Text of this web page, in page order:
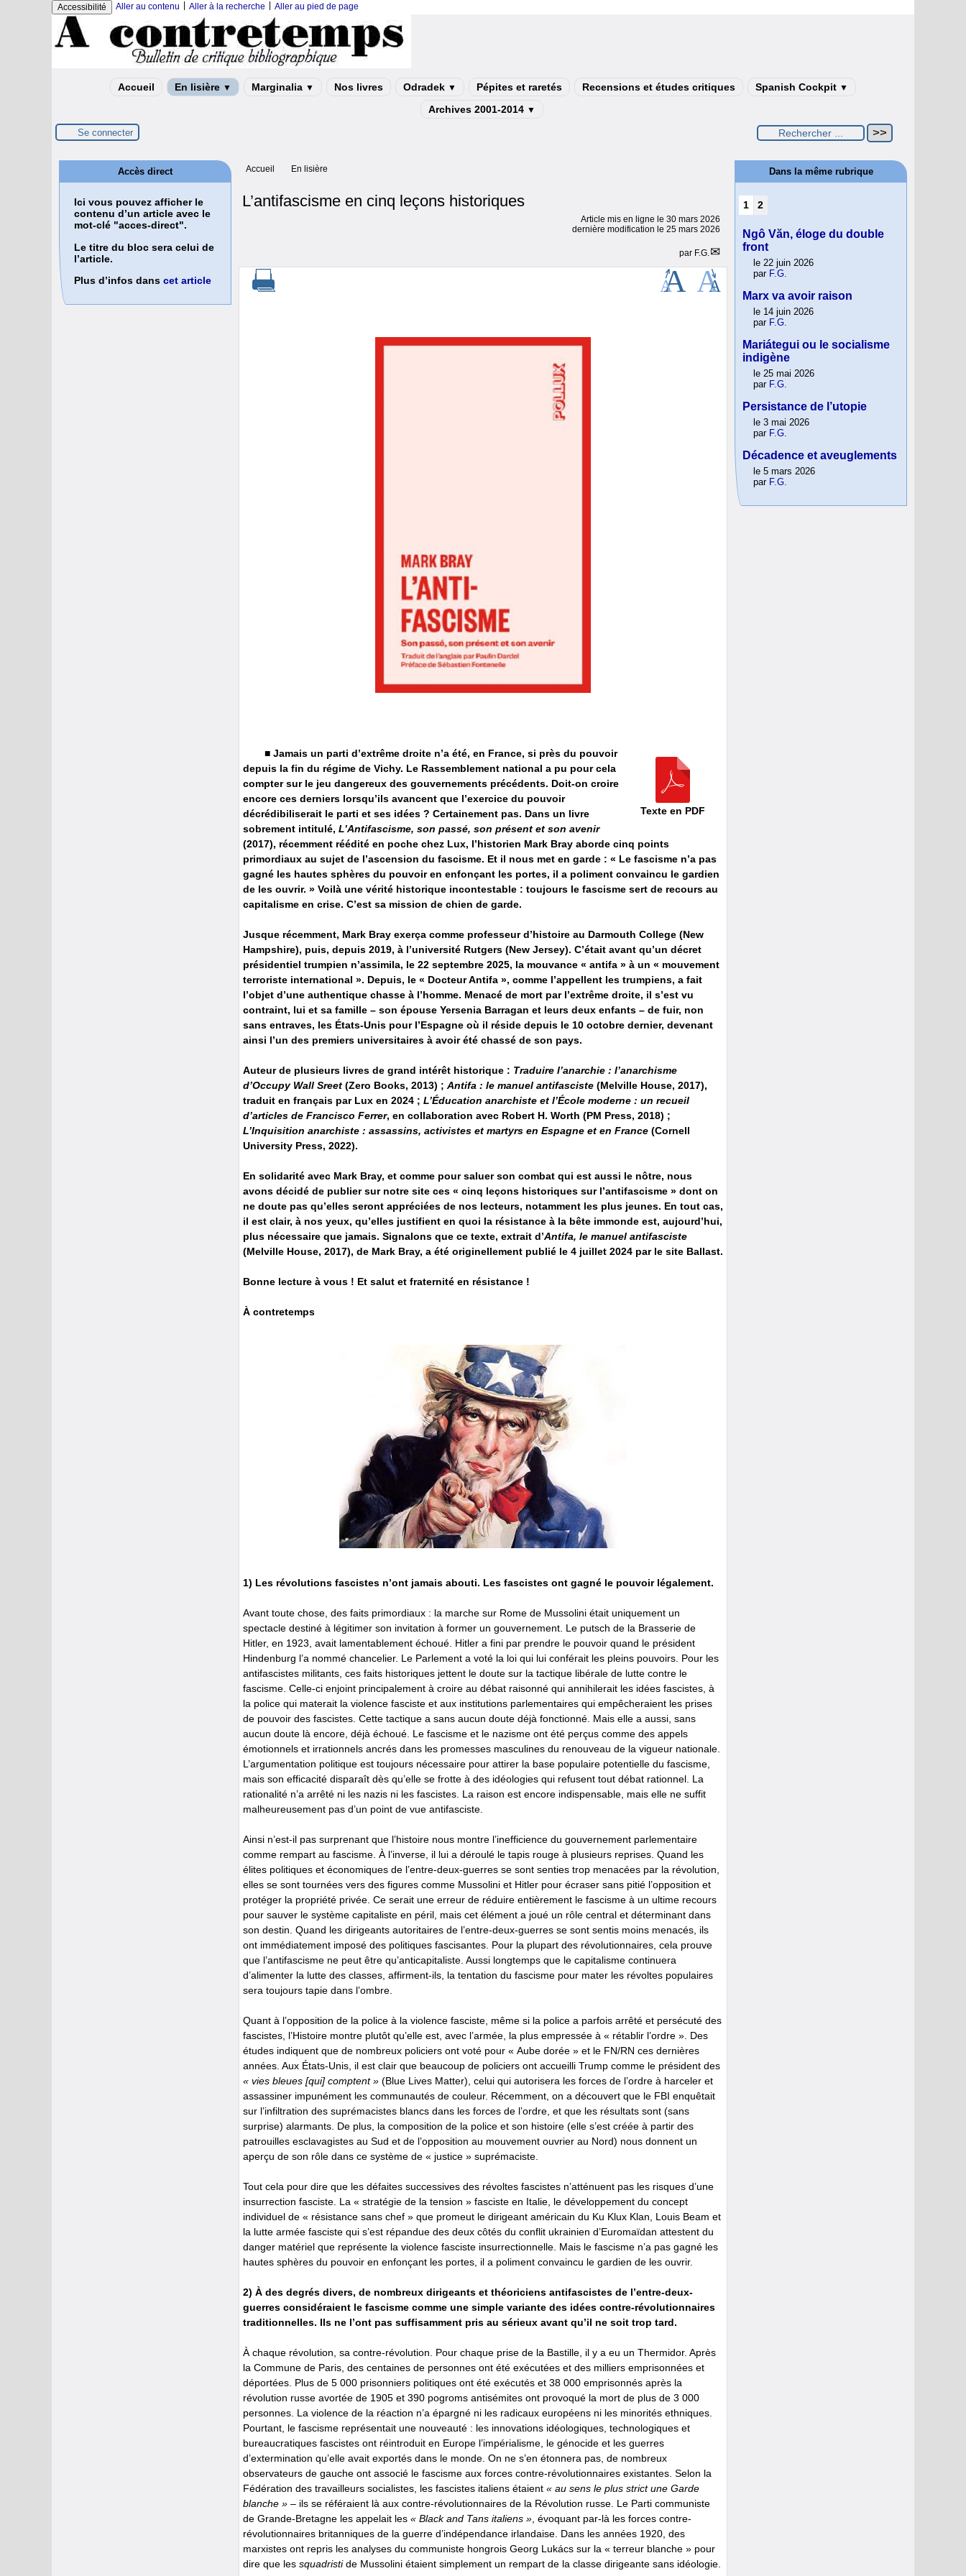
Accessibilité Aller au contenu Aller à la recherche Aller au pied de page
Accueil En lisière ▼ Marginalia ▼ Nos livres Odradek ▼ Pépites et raretés Recensions et études critiques Spanish Cockpit ▼
Archives 2001-2014 ▼
Se connecter
Accueil En lisière
L’antifascisme en cinq leçons historiques
Article mis en ligne le 30 mars 2026
dernière modification le 25 mars 2026
par F.G.
Texte en PDF
■ Jamais un parti d’extrême droite n’a été, en France, si près du pouvoir
depuis la fin du régime de Vichy. Le Rassemblement national a pu pour cela
compter sur le jeu dangereux des gouvernements précédents. Doit-on croire
encore ces derniers lorsqu’ils avancent que l’exercice du pouvoir
décrédibiliserait le parti et ses idées ? Certainement pas. Dans un livre
sobrement intitulé, L’Antifascisme, son passé, son présent et son avenir
(2017), récemment réédité en poche chez Lux, l’historien Mark Bray aborde cinq points
primordiaux au sujet de l’ascension du fascisme. Et il nous met en garde : « Le fascisme n’a pas
gagné les hautes sphères du pouvoir en enfonçant les portes, il a poliment convaincu le gardien
de les ouvrir. » Voilà une vérité historique incontestable : toujours le fascisme sert de recours au
capitalisme en crise. C’est sa mission de chien de garde.
Jusque récemment, Mark Bray exerça comme professeur d’histoire au Darmouth College (New
Hampshire), puis, depuis 2019, à l’université Rutgers (New Jersey). C’était avant qu’un décret
présidentiel trumpien n’assimila, le 22 septembre 2025, la mouvance « antifa » à un « mouvement
terroriste international ». Depuis, le « Docteur Antifa », comme l’appellent les trumpiens, a fait
l’objet d’une authentique chasse à l’homme. Menacé de mort par l’extrême droite, il s’est vu
contraint, lui et sa famille – son épouse Yersenia Barragan et leurs deux enfants – de fuir, non
sans entraves, les États-Unis pour l’Espagne où il réside depuis le 10 octobre dernier, devenant
ainsi l’un des premiers universitaires à avoir été chassé de son pays.
Auteur de plusieurs livres de grand intérêt historique : Traduire l’anarchie : l’anarchisme
d’Occupy Wall Sreet (Zero Books, 2013) ; Antifa : le manuel antifasciste (Melville House, 2017),
traduit en français par Lux en 2024 ; L’Éducation anarchiste et l’École moderne : un recueil
d’articles de Francisco Ferrer, en collaboration avec Robert H. Worth (PM Press, 2018) ;
L’Inquisition anarchiste : assassins, activistes et martyrs en Espagne et en France (Cornell
University Press, 2022).
En solidarité avec Mark Bray, et comme pour saluer son combat qui est aussi le nôtre, nous
avons décidé de publier sur notre site ces « cinq leçons historiques sur l’antifascisme » dont on
ne doute pas qu’elles seront appréciées de nos lecteurs, notamment les plus jeunes. En tout cas,
il est clair, à nos yeux, qu’elles justifient en quoi la résistance à la bête immonde est, aujourd’hui,
plus nécessaire que jamais. Signalons que ce texte, extrait d’Antifa, le manuel antifasciste
(Melville House, 2017), de Mark Bray, a été originellement publié le 4 juillet 2024 par le site Ballast.
Bonne lecture à vous ! Et salut et fraternité en résistance !
À contretemps
1) Les révolutions fascistes n’ont jamais abouti. Les fascistes ont gagné le pouvoir légalement.
Avant toute chose, des faits primordiaux : la marche sur Rome de Mussolini était uniquement un
spectacle destiné à légitimer son invitation à former un gouvernement. Le putsch de la Brasserie de
Hitler, en 1923, avait lamentablement échoué. Hitler a fini par prendre le pouvoir quand le président
Hindenburg l’a nommé chancelier. Le Parlement a voté la loi qui lui conférait les pleins pouvoirs. Pour les
antifascistes militants, ces faits historiques jettent le doute sur la tactique libérale de lutte contre le
fascisme. Celle-ci enjoint principalement à croire au débat raisonné qui annihilerait les idées fascistes, à
la police qui materait la violence fasciste et aux institutions parlementaires qui empêcheraient les prises
de pouvoir des fascistes. Cette tactique a sans aucun doute déjà fonctionné. Mais elle a aussi, sans
aucun doute là encore, déjà échoué. Le fascisme et le nazisme ont été perçus comme des appels
émotionnels et irrationnels ancrés dans les promesses masculines du renouveau de la vigueur nationale.
L’argumentation politique est toujours nécessaire pour attirer la base populaire potentielle du fascisme,
mais son efficacité disparaît dès qu’elle se frotte à des idéologies qui refusent tout débat rationnel. La
rationalité n’a arrêté ni les nazis ni les fascistes. La raison est encore indispensable, mais elle ne suffit
malheureusement pas d’un point de vue antifasciste.
Ainsi n’est-il pas surprenant que l’histoire nous montre l’inefficience du gouvernement parlementaire
comme rempart au fascisme. À l’inverse, il lui a déroulé le tapis rouge à plusieurs reprises. Quand les
élites politiques et économiques de l’entre-deux-guerres se sont senties trop menacées par la révolution,
elles se sont tournées vers des figures comme Mussolini et Hitler pour écraser sans pitié l’opposition et
protéger la propriété privée. Ce serait une erreur de réduire entièrement le fascisme à un ultime recours
pour sauver le système capitaliste en péril, mais cet élément a joué un rôle central et déterminant dans
son destin. Quand les dirigeants autoritaires de l’entre-deux-guerres se sont sentis moins menacés, ils
ont immédiatement imposé des politiques fascisantes. Pour la plupart des révolutionnaires, cela prouve
que l’antifascisme ne peut être qu’anticapitaliste. Aussi longtemps que le capitalisme continuera
d’alimenter la lutte des classes, affirment-ils, la tentation du fascisme pour mater les révoltes populaires
sera toujours tapie dans l’ombre.
Quant à l’opposition de la police à la violence fasciste, même si la police a parfois arrêté et persécuté des
fascistes, l’Histoire montre plutôt qu’elle est, avec l’armée, la plus empressée à « rétablir l’ordre ». Des
études indiquent que de nombreux policiers ont voté pour « Aube dorée » et le FN/RN ces dernières
années. Aux États-Unis, il est clair que beaucoup de policiers ont accueilli Trump comme le président des
« vies bleues [qui] comptent » (Blue Lives Matter), celui qui autorisera les forces de l’ordre à harceler et
assassiner impunément les communautés de couleur. Récemment, on a découvert que le FBI enquêtait
sur l’infiltration des suprémacistes blancs dans les forces de l’ordre, et que les résultats sont (sans
surprise) alarmants. De plus, la composition de la police et son histoire (elle s’est créée à partir des
patrouilles esclavagistes au Sud et de l’opposition au mouvement ouvrier au Nord) nous donnent un
aperçu de son rôle dans ce système de « justice » suprémaciste.
Tout cela pour dire que les défaites successives des révoltes fascistes n’atténuent pas les risques d’une
insurrection fasciste. La « stratégie de la tension » fasciste en Italie, le développement du concept
individuel de « résistance sans chef » que promeut le dirigeant américain du Ku Klux Klan, Louis Beam et
la lutte armée fasciste qui s’est répandue des deux côtés du conflit ukrainien d’Euromaïdan attestent du
danger matériel que représente la violence fasciste insurrectionnelle. Mais le fascisme n’a pas gagné les
hautes sphères du pouvoir en enfonçant les portes, il a poliment convaincu le gardien de les ouvrir.
2) À des degrés divers, de nombreux dirigeants et théoriciens antifascistes de l’entre-deux-
guerres considéraient le fascisme comme une simple variante des idées contre-révolutionnaires
traditionnelles. Ils ne l’ont pas suffisamment pris au sérieux avant qu’il ne soit trop tard.
À chaque révolution, sa contre-révolution. Pour chaque prise de la Bastille, il y a eu un Thermidor. Après
la Commune de Paris, des centaines de personnes ont été exécutées et des milliers emprisonnées et
déportées. Plus de 5 000 prisonniers politiques ont été exécutés et 38 000 emprisonnés après la
révolution russe avortée de 1905 et 390 pogroms antisémites ont provoqué la mort de plus de 3 000
personnes. La violence de la réaction n’a épargné ni les radicaux européens ni les minorités ethniques.
Pourtant, le fascisme représentait une nouveauté : les innovations idéologiques, technologiques et
bureaucratiques fascistes ont réintroduit en Europe l’impérialisme, le génocide et les guerres
d’extermination qu’elle avait exportés dans le monde. On ne s’en étonnera pas, de nombreux
observateurs de gauche ont associé le fascisme aux forces contre-révolutionnaires existantes. Selon la
Fédération des travailleurs socialistes, les fascistes italiens étaient « au sens le plus strict une Garde
blanche » – ils se référaient là aux contre-révolutionnaires de la Révolution russe. Le Parti communiste
de Grande-Bretagne les appelait les « Black and Tans italiens » , évoquant par-là les forces contre-
révolutionnaires britanniques de la guerre d’indépendance irlandaise. Dans les années 1920, des
marxistes ont repris les analyses du communiste hongrois Georg Lukács sur la « terreur blanche » pour
dire que les squadristide Mussolini étaient simplement un rempart de la classe dirigeante sans idéologie.
Accès direct
Ici vous pouvez afficher le
contenu d’un article avec le
mot-clé "acces-direct".
Le titre du bloc sera celui de
l’article.
Plus d’infos dans cet article
Dans la même rubrique
1 2
Ngô Văn, éloge du double
front
le 22 juin 2026
par F.G.
Marx va avoir raison
le 14 juin 2026
par F.G.
Mariátegui ou le socialisme
indigène
le 25 mai 2026
par F.G.
Persistance de l’utopie
le 3 mai 2026
par F.G.
Décadence et aveuglements
le 5 mars 2026
par F.G.